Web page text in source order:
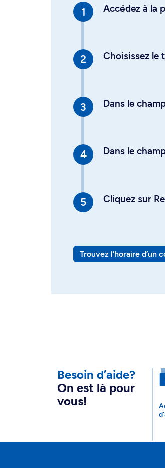
Accédez à la
Choisissez le
Dans le
Dans le
Cliquez sur
Trouvez l’horaire d’un
Besoin d’aide?
On est là pour
vous!